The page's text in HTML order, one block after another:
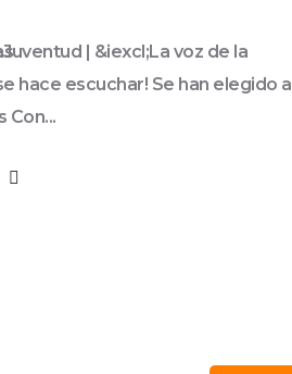
| &iexcl;La voz de la
hace escuchar! Se han elegido a
Con...